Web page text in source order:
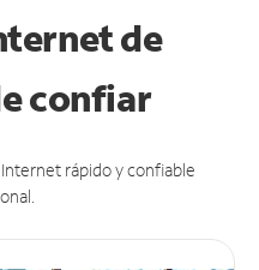
de
confiar
rápido y confiable